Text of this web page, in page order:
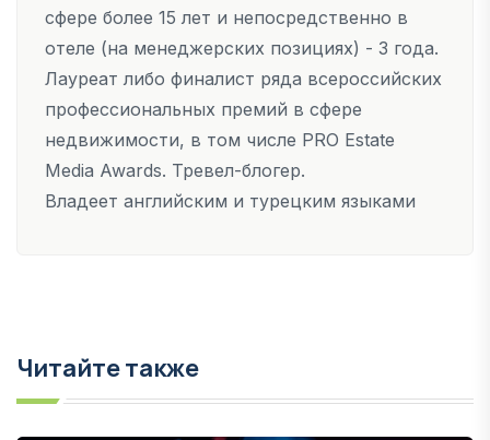
сфере более 15 лет и непосредственно в
отеле (на менеджерских позициях) - 3 года.
Лауреат либо финалист ряда всероссийских
профессиональных премий в сфере
недвижимости, в том числе PRO Estate
Media Awards. Тревел-блогер.
Владеет английским и турецким языками
Читайте также